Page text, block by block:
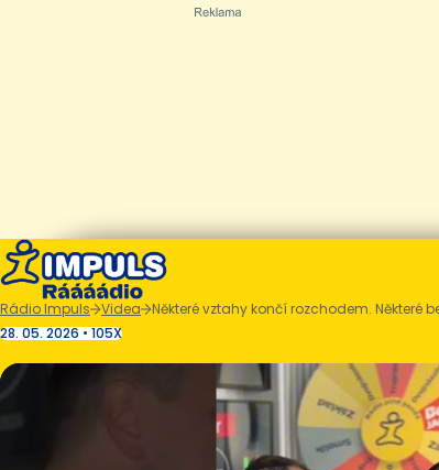
Rádio Impuls Videa
Některé vztahy končí rozchodem. Některé
28. 05. 2026 • 105X